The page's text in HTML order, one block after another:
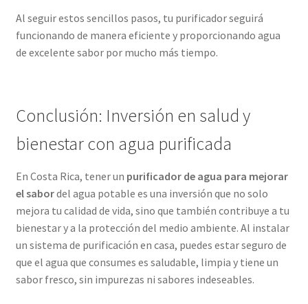
Al seguir estos sencillos pasos, tu purificador seguirá
funcionando de manera eficiente y proporcionando agua
de excelente sabor por mucho más tiempo.
Conclusión: Inversión en salud y
bienestar con agua purificada
En Costa Rica, tener un purificador de agua para mejorar
el sabordel agua potable es una inversión que no solo
mejora tu calidad de vida, sino que también contribuye a tu
bienestar y a la protección del medio ambiente. Al instalar
un sistema de purificación en casa, puedes estar seguro de
que el agua que consumes es saludable, limpia y tiene un
sabor fresco, sin impurezas ni sabores indeseables.